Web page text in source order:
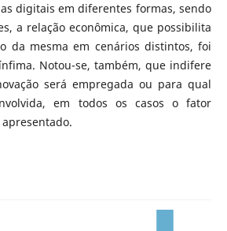
digitais em diferentes formas, sendo
a relação econômica, que possibilita
da mesma em cenários distintos, foi
Notou-se, também, que indifere
será empregada ou para qual
em todos os casos o fator